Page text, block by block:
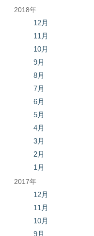
2018年
12月
11月
10月
9月
8月
7月
6月
5月
4月
3月
2月
1月
2017年
12月
11月
10月
9月